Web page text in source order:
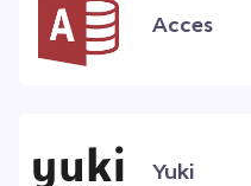
Acces
Yuki